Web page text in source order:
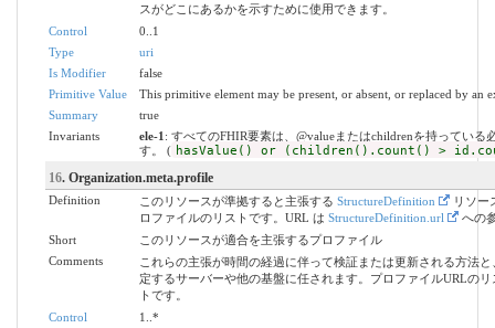
スがどこにあるかを示すために使用できます。
Control
0..1
Type
uri
Is Modifier
false
Primitive Value
This primitive element may be present, or absent, or replaced by an
Summary
true
Invariants
ele-1 : すべてのFHIR要素は、@valueまたはchildrenを持っている
す。 ( hasValue() or (children().count() >
16. Organization.meta.profile
Definition このリソースが準拠すると主張する StructureDefinition
リソー
ロファイルのリストです。URL は StructureDefinition.url
への
Short
このリソースが適合を主張するプロファイル
Comments
これらの主張が時間の経過に伴って検証または更新される方法
定するサーバーや他の基盤に任されます。プロファイルURLのリ
トです。
Control
1..*